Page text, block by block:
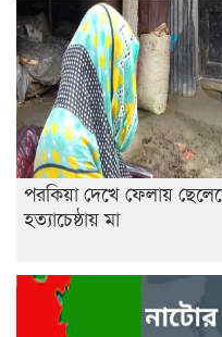
পরকিয়া দেখে ফেলায়
হত্যাচেষ্ঠায় মা